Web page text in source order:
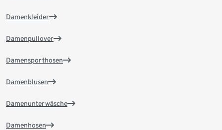
Damenkleider
Damenpullover
Damensporthosen
Damenblusen
Damenunterwäsche
Damenhosen